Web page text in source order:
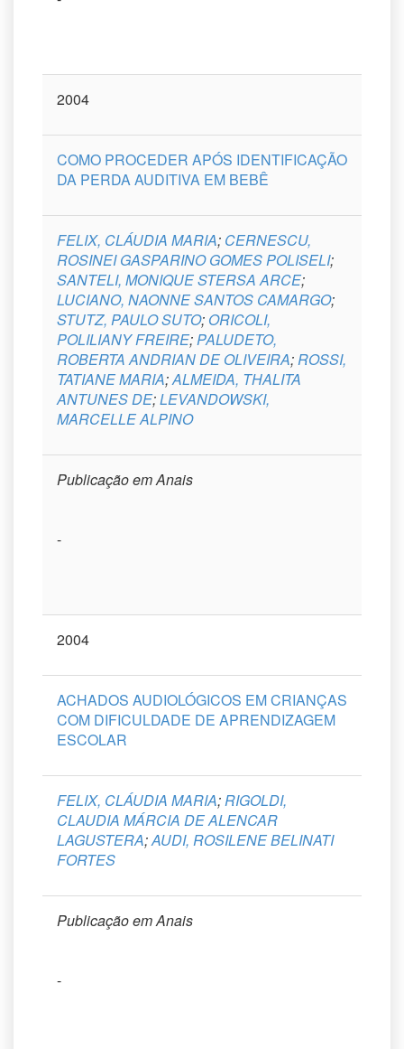
2004
COMO PROCEDER APÓS IDENTIFICAÇÃO
DA PERDA AUDITIVA EM BEBÊ
FELIX, CLÁUDIA MARIA; CERNESCU,
ROSINEI GASPARINO GOMES POLISELI;
SANTELI, MONIQUE STERSA ARCE;
LUCIANO, NAONNE SANTOS CAMARGO;
STUTZ, PAULO SUTO; ORICOLI,
POLILIANY FREIRE;PALUDETO,
ROBERTA ANDRIAN DE OLIVEIRA;ROSSI,
TATIANE MARIA;ALMEIDA, THALITA
ANTUNES DE;LEVANDOWSKI,
MARCELLE ALPINO
Publicação em Anais
-
2004
ACHADOS AUDIOLÓGICOS EM CRIANÇAS
COM DIFICULDADE DE APRENDIZAGEM
ESCOLAR
FELIX, CLÁUDIA MARIA;RIGOLDI,
CLAUDIA MÁRCIA DE ALENCAR
LAGUSTERA;AUDI, ROSILENE BELINATI
FORTES
Publicação em Anais
-